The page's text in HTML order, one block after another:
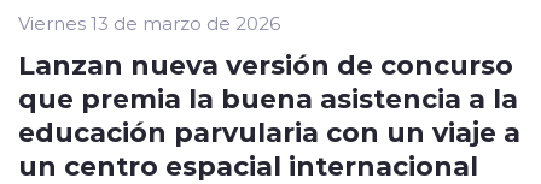
Viernes 13 de marzo de 2026
Lanzan nueva versión de concurso
que premia la buena asistencia a la
educación parvularia con un viaje a
un centro espacial internacional